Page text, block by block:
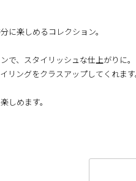
に楽しめるコレクション。
で、スタイリッシュな仕上がりに。
リングをクラスアップしてくれます
しめます。